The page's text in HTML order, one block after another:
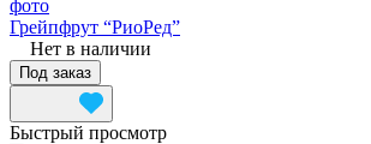
Грейпфрут “РиоРед”
Нет в наличии
Под заказ
Быстрый просмотр